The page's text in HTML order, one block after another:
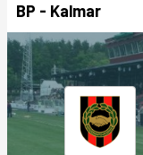
BP - Kalmar